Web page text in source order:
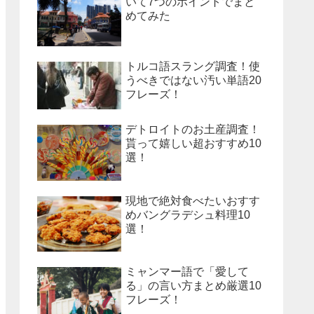
めてみた
トルコ語スラング調査！使
うべきではない汚い単語20
フレーズ！
デトロイトのお土産調査！
貰って嬉しい超おすすめ10
選！
現地で絶対食べたいおすす
めバングラデシュ料理10
選！
ミャンマー語で「愛して
る」の言い方まとめ厳選10
フレーズ！